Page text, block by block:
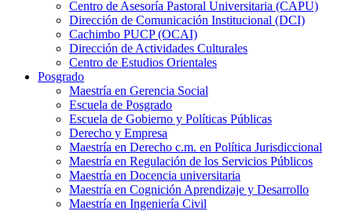
Centro de Asesoría Pastoral Universitaria (CAPU)
Dirección de Comunicación Institucional (DCI)
Cachimbo PUCP (OCAI)
Dirección de Actividades Culturales
Centro de Estudios Orientales
Posgrado
Maestría en Gerencia Social
Escuela de Posgrado
Escuela de Gobierno y Políticas Públicas
Derecho y Empresa
Maestría en Derecho c.m. en Política Jurisdiccional
Maestría en Regulación de los Servicios Públicos
Maestría en Docencia universitaria
Maestría en Cognición Aprendizaje y Desarrollo
Maestría en Ingeniería Civil